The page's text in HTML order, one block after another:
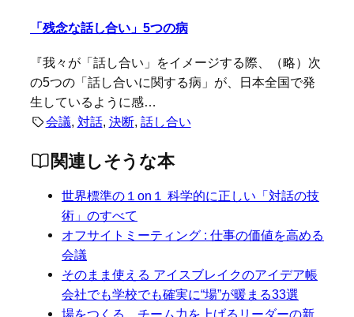
「残念な話し合い」5つの病
『我々が「話し合い」をイメージする際、（略）次
の5つの「話し合いに関する病」が、日本全国で発
生しているように感…
会議, 対話, 決断, 話し合い
関連しそうな本
世界標準の１on１ 科学的に正しい「対話の技
術」のすべて
オフサイトミーティング : 仕事の価値を高める
会議
そのまま使える アイスブレイクのアイデア帳
会社でも学校でも確実に“場”が暖まる33選
場をつくる チーム力を上げるリーダーの新